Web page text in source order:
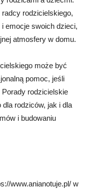
rodzicielskiego,
emocje swoich dzieci,
atmosfery w domu.
może być
pomoc, jeśli
rodzicielskie
rodziców, jak i dla
i budowaniu
www.anianotuje.pl/ w